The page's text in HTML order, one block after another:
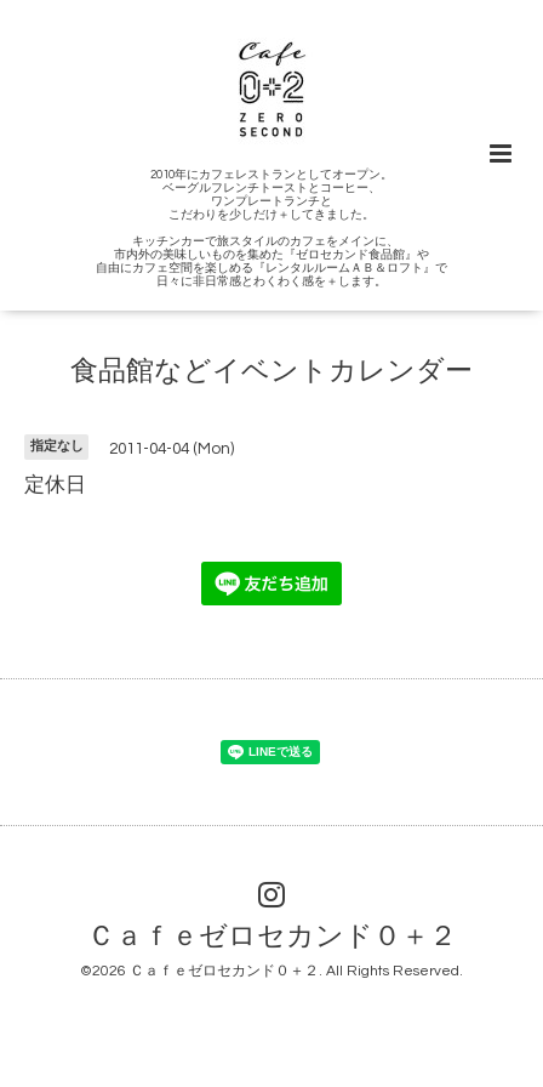
2010年にカフェレストランとしてオープン。
ベーグルフレンチトーストとコーヒー、
ワンプレートランチと
こだわりを少しだけ＋してきました。
キッチンカーで旅スタイルのカフェをメインに、
市内外の美味しいものを集めた『ゼロセカンド食品館』や
自由にカフェ空間を楽しめる『レンタルルームＡＢ＆ロフト』で
日々に非日常感とわくわく感を＋します。
食品館などイベントカレンダー
指定なし 2011-04-04 (Mon)
定休日
Ｃａｆｅゼロセカンド０＋２
©2026 Ｃａｆｅゼロセカンド０＋２ . All Rights Reserved.